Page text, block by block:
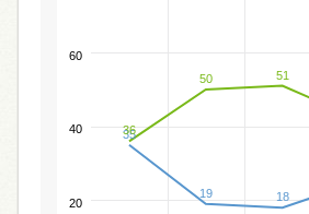
35
19 18
36
50 51
20
40
60